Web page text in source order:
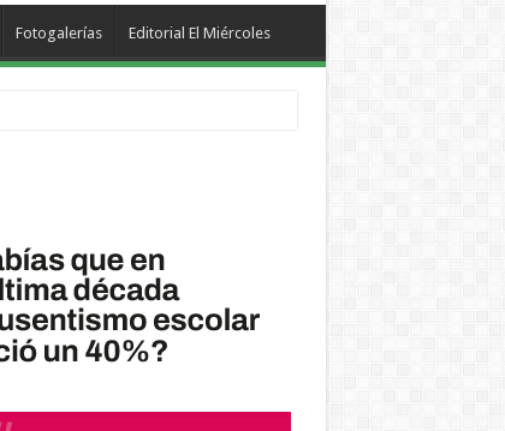
Fotogalerías Editorial El Miércoles